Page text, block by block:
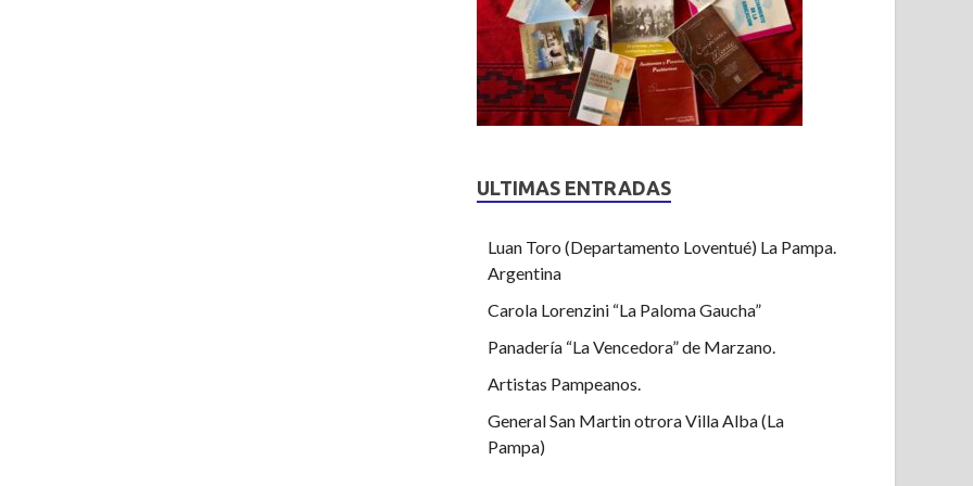
ULTIMAS ENTRADAS
Luan Toro (Departamento Loventué) La Pampa.
Argentina
Carola Lorenzini “La Paloma Gaucha”
Panadería “La Vencedora” de Marzano.
Artistas Pampeanos.
General San Martin otrora Villa Alba (La
Pampa)